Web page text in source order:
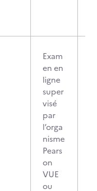
Exam
en en
ligne
super
visé
par
l’orga
nisme
Pears
on
VUE
ou